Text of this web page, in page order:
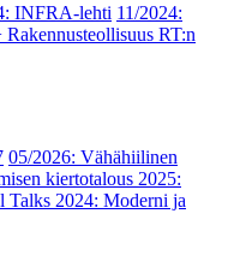
INFRA-lehti 11/2024:
Rakennusteollisuus RT:n
05/2026: Vähähiilinen
kiertotalous 2025:
Talks 2024: Moderni ja